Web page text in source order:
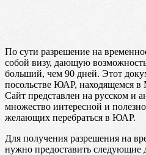
По сути разрешение на
собой визу, дающую
больший, чем 90 дней. Этот
посольстве ЮАР, находящемся в
Сайт представлен на русском и
множество интересной и
желающих перебраться в ЮАР.
Для получения разрешения на
нужно предоставить